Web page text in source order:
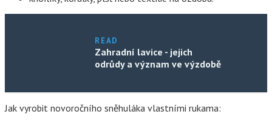
READ
Zahradní lavice - jejich
odrůdy a význam ve výzdobě
Jak vyrobit novoročního sněhuláka vlastními rukama: